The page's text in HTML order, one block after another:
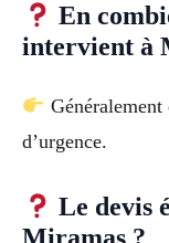
En
intervient à
Généralement
d’urgence.
Le devis